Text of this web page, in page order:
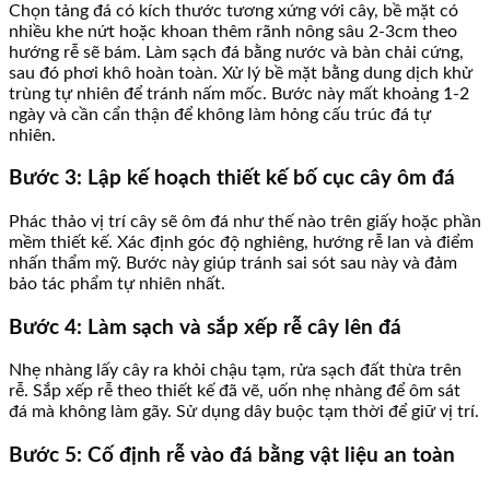
Chọn tảng đá có kích thước tương xứng với cây, bề mặt có
nhiều khe nứt hoặc khoan thêm rãnh nông sâu 2-3cm theo
hướng rễ sẽ bám. Làm sạch đá bằng nước và bàn chải cứng,
sau đó phơi khô hoàn toàn. Xử lý bề mặt bằng dung dịch khử
trùng tự nhiên để tránh nấm mốc. Bước này mất khoảng 1-2
ngày và cần cẩn thận để không làm hỏng cấu trúc đá tự
nhiên.
Bước 3: Lập kế hoạch thiết kế bố cục cây ôm đá
Phác thảo vị trí cây sẽ ôm đá như thế nào trên giấy hoặc phần
mềm thiết kế. Xác định góc độ nghiêng, hướng rễ lan và điểm
nhấn thẩm mỹ. Bước này giúp tránh sai sót sau này và đảm
bảo tác phẩm tự nhiên nhất.
Bước 4: Làm sạch và sắp xếp rễ cây lên đá
Nhẹ nhàng lấy cây ra khỏi chậu tạm, rửa sạch đất thừa trên
rễ. Sắp xếp rễ theo thiết kế đã vẽ, uốn nhẹ nhàng để ôm sát
đá mà không làm gãy. Sử dụng dây buộc tạm thời để giữ vị trí.
Bước 5: Cố định rễ vào đá bằng vật liệu an toàn